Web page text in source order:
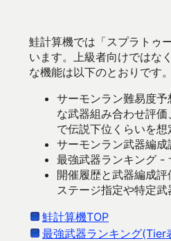
鮭計算機では「スプラトゥ
います。上級者向けではな
な機能は以下のとおりです。
サーモンラン難易度
な武器組み合わせ評
で伝説下位くらいを想
サーモンラン武器編成
最強武器ランキング -
開催履歴と武器編成
ステージ指定や特定
鮭計算機TOP
最強武器ランキング(Tier